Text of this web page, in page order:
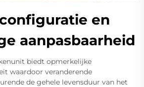
en
aanpasbaarheid
biedt opmerkelijke
waardoor veranderende
de gehele levensduur van het